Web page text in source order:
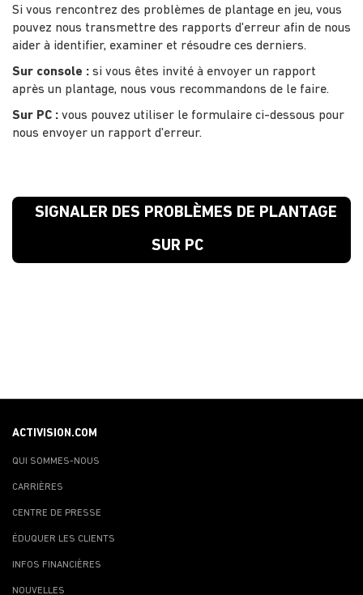
Si vous rencontrez des problèmes de plantage en jeu, vous
pouvez nous transmettre des rapports d'erreur afin de nous
aider à identifier, examiner et résoudre ces derniers.
Sur console : si vous êtes invité à envoyer un rapport
après un plantage, nous vous recommandons de le faire.
Sur PC : vous pouvez utiliser le formulaire ci-dessous pour
nous envoyer un rapport d'erreur.
SIGNALER DES PROBLÈMES DE PLANTAGE
SUR PC
ACTIVISION.COM
QUI SOMMES-NOUS
CARRIÈRES
CENTRE DE PRESSE
ÉDUQUER LES CLIENTS
INFOS FINANCIÈRES
NOUVELLES